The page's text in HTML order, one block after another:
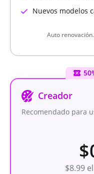
Nuevos modelos
Auto
Creador
Recomendado para
$8.99el